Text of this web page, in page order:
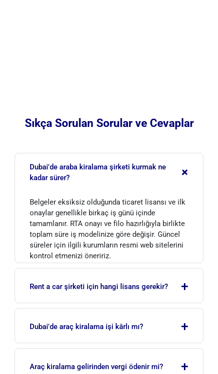
Sıkça Sorulan Sorular ve Cevaplar
Dubai'de araba kiralama şirketi kurmak ne
kadar sürer?
+
Belgeler eksiksiz olduğunda ticaret lisansı ve ilk
onaylar genellikle birkaç iş günü içinde
tamamlanır. RTA onayı ve filo hazırlığıyla birlikte
toplam süre iş modelinize göre değişir. Güncel
süreler için ilgili kurumların resmi web sitelerini
kontrol etmenizi öneririz.
Rent a car şirketi için hangi lisans gerekir? +
(mainland) ticaret lisansıyla yürütülür ve Dubai
Gerektiğinde Dubai Belediyesi onayı da alınır.
Dubai'de araç kiralama işi kârlı mı? +
nedeniyle sektör güçlü bir potansiyele sahiptir.
Araç kiralama gelirinden vergi ödenir mi? +